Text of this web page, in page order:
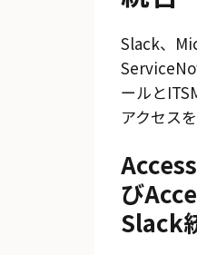
Slack、
ールと
アクセス
び
Slack